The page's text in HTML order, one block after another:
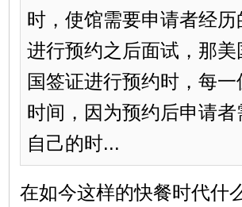
时，使馆需要申请者经
进行预约之后面试，那
国签证进行预约时，每
时间，因为预约后申请
自己的时...
在如今这样的快餐时代什